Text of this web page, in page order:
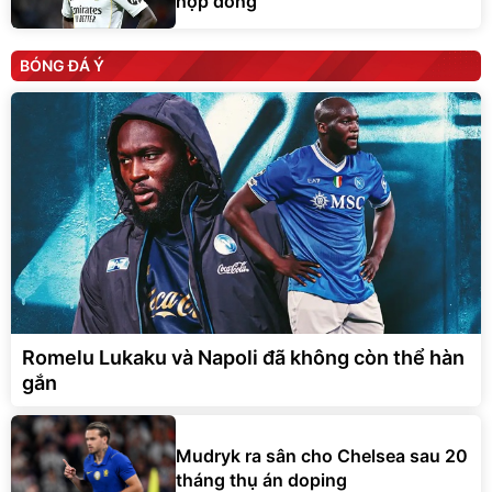
BÓNG ĐÁ Ý
Romelu Lukaku và Napoli đã không còn thể hàn
gắn
Mudryk ra sân cho Chelsea sau 20
tháng thụ án doping